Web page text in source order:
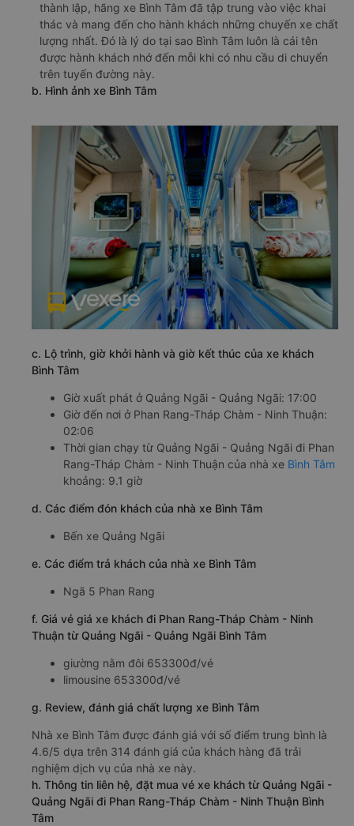
thành lập, hãng xe Bình Tâm đã tập trung vào việc khai
thác và mang đến cho hành khách những chuyến xe chất
lượng nhất. Đó là lý do tại sao Bình Tâm luôn là cái tên
được hành khách nhớ đến mỗi khi có nhu cầu di chuyển
trên tuyến đường này.
b. Hình ảnh xe Bình Tâm
c. Lộ trình, giờ khởi hành và giờ kết thúc của xe khách
Bình Tâm
Giờ xuất phát ở Quảng Ngãi - Quảng Ngãi: 17:00
Giờ đến nơi ở Phan Rang-Tháp Chàm - Ninh Thuận:
02:06
Thời gian chạy từ Quảng Ngãi - Quảng Ngãi đi Phan
Rang-Tháp Chàm - Ninh Thuận của nhà xe Bình Tâm
khoảng: 9.1 giờ
d. Các điểm đón khách của nhà xe Bình Tâm
Bến xe Quảng Ngãi
e. Các điểm trả khách của nhà xe Bình Tâm
Ngã 5 Phan Rang
f. Giá vé giá xe khách đi Phan Rang-Tháp Chàm - Ninh
Thuận từ Quảng Ngãi - Quảng Ngãi Bình Tâm
giường nằm đôi 653300đ/vé
limousine 653300đ/vé
g. Review, đánh giá chất lượng xe Bình Tâm
Nhà xe Bình Tâm được đánh giá với số điểm trung bình là
4.6/5 dựa trên 314 đánh giá của khách hàng đã trải
nghiệm dịch vụ của nhà xe này.
h. Thông tin liên hệ, đặt mua vé xe khách từ Quảng Ngãi -
Quảng Ngãi đi Phan Rang-Tháp Chàm - Ninh Thuận Bình
Tâm